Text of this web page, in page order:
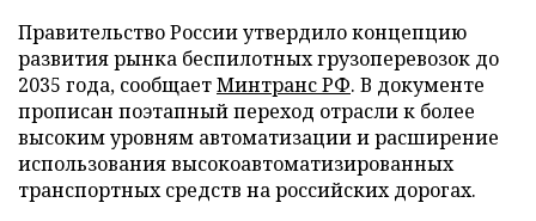
Правительство России утвердило концепцию
развития рынка беспилотных грузоперевозок до
2035 года, сообщаетМинтранс РФ. В документе
прописан поэтапный переход отрасли к более
высоким уровням автоматизации и расширение
использования высокоавтоматизированных
транспортных средств на российских дорогах.